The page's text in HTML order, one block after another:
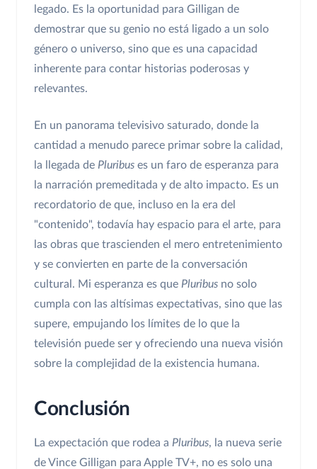
legado. Es la oportunidad para Gilligan de
demostrar que su genio no está ligado a un solo
género o universo, sino que es una capacidad
inherente para contar historias poderosas y
relevantes.
En un panorama televisivo saturado, donde la
cantidad a menudo parece primar sobre la calidad,
la llegada de Pluribus es un faro de esperanza para
la narración premeditada y de alto impacto. Es un
recordatorio de que, incluso en la era del
"contenido", todavía hay espacio para el arte, para
las obras que trascienden el mero entretenimiento
y se convierten en parte de la conversación
cultural. Mi esperanza es que Pluribus no solo
cumpla con las altísimas expectativas, sino que las
supere, empujando los límites de lo que la
televisión puede ser y ofreciendo una nueva visión
sobre la complejidad de la existencia humana.
Conclusión
La expectación que rodea a Pluribus, la nueva serie
de Vince Gilligan para Apple TV+, no es solo una